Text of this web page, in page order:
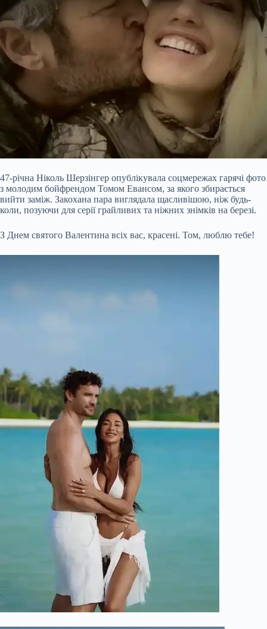
47-річна Ніколь Шерзінгер опублікувала соцмережах гарячі фото
з молодим бойфрендом Томом Евансом, за якого збирається
вийти заміж. Закохана пара виглядала щасливішою, ніж будь-
коли, позуючи для серії грайливих та ніжних знімків на березі.
З Днем святого Валентина всіх вас, красені. Том, люблю тебе!